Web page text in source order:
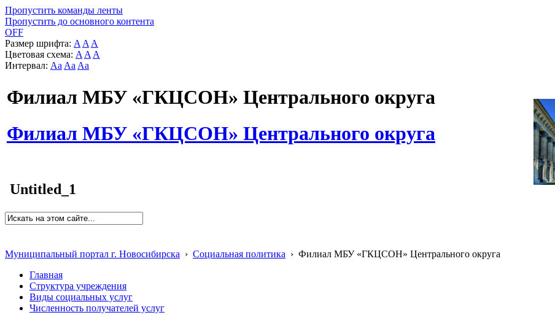
Пропустить команды ленты
Пропустить до основного контента
OFF
Размер шрифта: A A A
Цветовая схема: A A A
Интервал: Aa Aa Aa
Филиал МБУ «ГКЦСОН» Центрального округа
Филиал МБУ «ГКЦСОН» Центрального округа
Untitled_1
Муниципальный портал г. Новосибирска › Социальная политика › Филиал МБУ «ГКЦСОН» Центрального округа
Главная
Структура учреждения
Виды социальных услуг
Численность получателей услуг